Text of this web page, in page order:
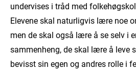
undervises i tråd med
Elevene skal naturligvis lære noe
men de skal også lære å se selv i
sammenheng, de skal lære å leve
bevisst sin egen og andres rolle i